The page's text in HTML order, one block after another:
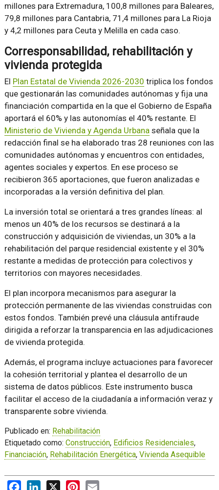
millones para Extremadura, 100,8 millones para Baleares,
79,8 millones para Cantabria, 71,4 millones para La Rioja
y 4,2 millones para Ceuta y Melilla en cada caso.
Corresponsabilidad, rehabilitación y
vivienda protegida
El Plan Estatal de Vivienda 2026-2030 triplica los fondos
que gestionarán las comunidades autónomas y fija una
financiación compartida en la que el Gobierno de España
aportará el 60% y las autonomías el 40% restante. El
Ministerio de Vivienda y Agenda Urbana señala que la
redacción final se ha elaborado tras 28 reuniones con las
comunidades autónomas y encuentros con entidades,
agentes sociales y expertos. En ese proceso se
recibieron 365 aportaciones, que fueron analizadas e
incorporadas a la versión definitiva del plan.
La inversión total se orientará a tres grandes líneas: al
menos un 40% de los recursos se destinará a la
construcción y adquisición de viviendas, un 30% a la
rehabilitación del parque residencial existente y el 30%
restante a medidas de protección para colectivos y
territorios con mayores necesidades.
El plan incorpora mecanismos para asegurar la
protección permanente de las viviendas construidas con
estos fondos. También prevé una cláusula antifraude
dirigida a reforzar la transparencia en las adjudicaciones
de vivienda protegida.
Además, el programa incluye actuaciones para favorecer
la cohesión territorial y plantea el desarrollo de un
sistema de datos públicos. Este instrumento busca
facilitar el acceso de la ciudadanía a información veraz y
transparente sobre vivienda.
Publicado en: Rehabilitación
Etiquetado como: Construcción, Edificios Residenciales,
Financiación, Rehabilitación Energética, Vivienda Asequible
FacebookLinkedIn
X PinterestEmail